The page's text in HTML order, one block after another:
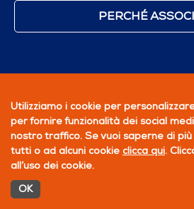
PERCHÉ
Utilizziamo i cookie per
per fornire funzionalità dei social
nostro traffico. Se vuoi saperne di
tutti o ad alcuni cookie clicca qui.
all’uso dei cookie.
OK